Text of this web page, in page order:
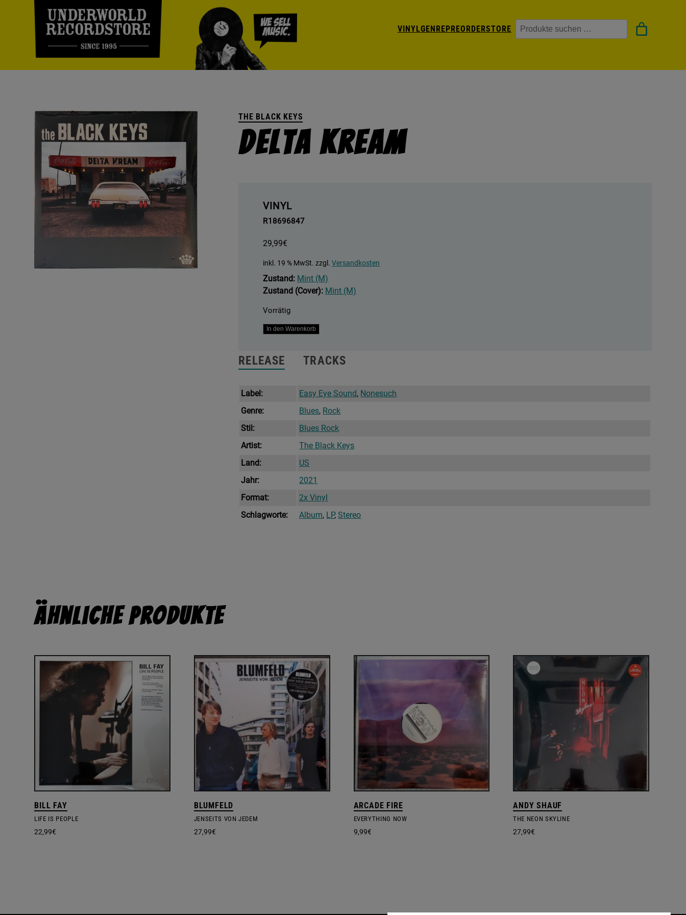
VINYLGENREPREORDERSTORE Suchen
THE BLACK KEYS
Delta Kream
VINYL
R18696847
29,99€
inkl. 19 % MwSt. zzgl.Versandkosten
Zustand: Mint (M)
Zustand (Cover): Mint (M)
Vorrätig
Delta
Menge
In den Warenkorb
RELEASE TRACKS
Label: Easy Eye Sound, Nonesuch
Genre:
Blues, Rock
Stil:
Blues Rock
Artist:
The Black Keys
Land:
US
Jahr:
2021
Format:
2x Vinyl
Schlagworte:
Album, LP,Stereo
Ähnliche Produkte
BILL FAY
LIFE IS PEOPLE
22,99€
BLUMFELD
JENSEITS VON JEDEM
27,99€
ARCADE FIRE
EVERYTHING NOW
9,99€
ANDY SHAUF
THE NEON SKYLINE
27,99€